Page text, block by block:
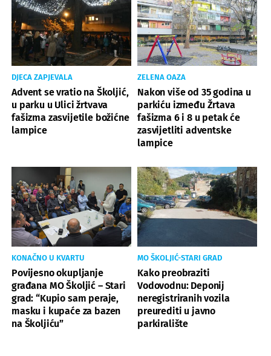
DJECA ZAPJEVALA
Advent se vratio na Školjić,
u parku u Ulici žrtvava
fašizma zasvijetile božićne
lampice
ZELENA OAZA
Nakon više od 35 godina u
parkiću između Žrtava
fašizma 6 i 8 u petak će
zasvijetliti adventske
lampice
KONAČNO U KVARTU
Povijesno okupljanje
građana MO Školjić – Stari
grad: “Kupio sam peraje,
masku i kupaće za bazen
na Školjiću”
MO ŠKOLJIĆ-STARI GRAD
Kako preobraziti
Vodovodnu: Deponij
neregistriranih vozila
preurediti u javno
parkiralište